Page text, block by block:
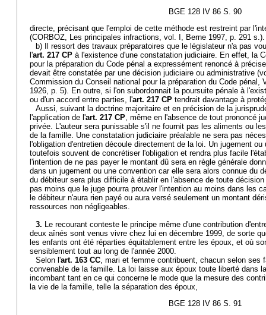
BGE 128 IV 86 S. 90
directe, précisant que l'emploi de cette méthode est restreint par
(CORBOZ, Les principales infractions, vol. I, Berne 1997, p. 291 s.).
b) Il ressort des travaux préparatoires que le législateur n'a pas
l'art. 217 CP à l'existence d'une constatation judiciaire. En effet, la
pour la préparation du Code pénal a expressément renoncé à
devait être constatée par une décision judiciaire ou administrative
Commission du Conseil national pour la préparation du Code pénal,
1926, p. 5). En outre, si l'on subordonnait la poursuite pénale à
ou d'un accord entre parties, l'art. 217 CP tendrait davantage à
Aussi, suivant la doctrine majoritaire et en précision de la
l'application de l'art. 217 CP, même en l'absence de tout prononcé
privée. L'auteur sera punissable s'il ne fournit pas les aliments ou
de la famille. Une constatation judiciaire préalable ne sera pas
l'obligation d'entretien découle directement de la loi. Un jugement
toutefois souvent de concrétiser l'obligation et rendra plus facile
l'intention de ne pas payer le montant dû sera en règle générale
dans un jugement ou une convention car elle sera alors connue du
du débiteur sera plus difficile à établir en l'absence de toute
pas moins que le juge pourra prouver l'intention au moins dans les
le débiteur n'aura rien payé ou aura versé seulement un montant
ressources non négligeables.
3. Le recourant conteste le principe même d'une contribution
deux aînés sont venus vivre chez lui en décembre 1999, de sorte
les enfants ont été réparties équitablement entre les époux, et où
sensiblement tout au long de l'année 2000.
Selon l'art. 163 CC, mari et femme contribuent, chacun selon ses
convenable de la famille. La loi laisse aux époux toute liberté dans
incombant tant en ce qui concerne le mode que la mesure des
la vie de la famille, telle la séparation des époux,
BGE 128 IV 86 S. 91